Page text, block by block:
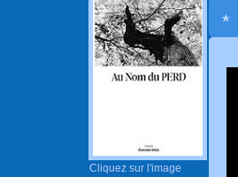
Cliquez sur l'image